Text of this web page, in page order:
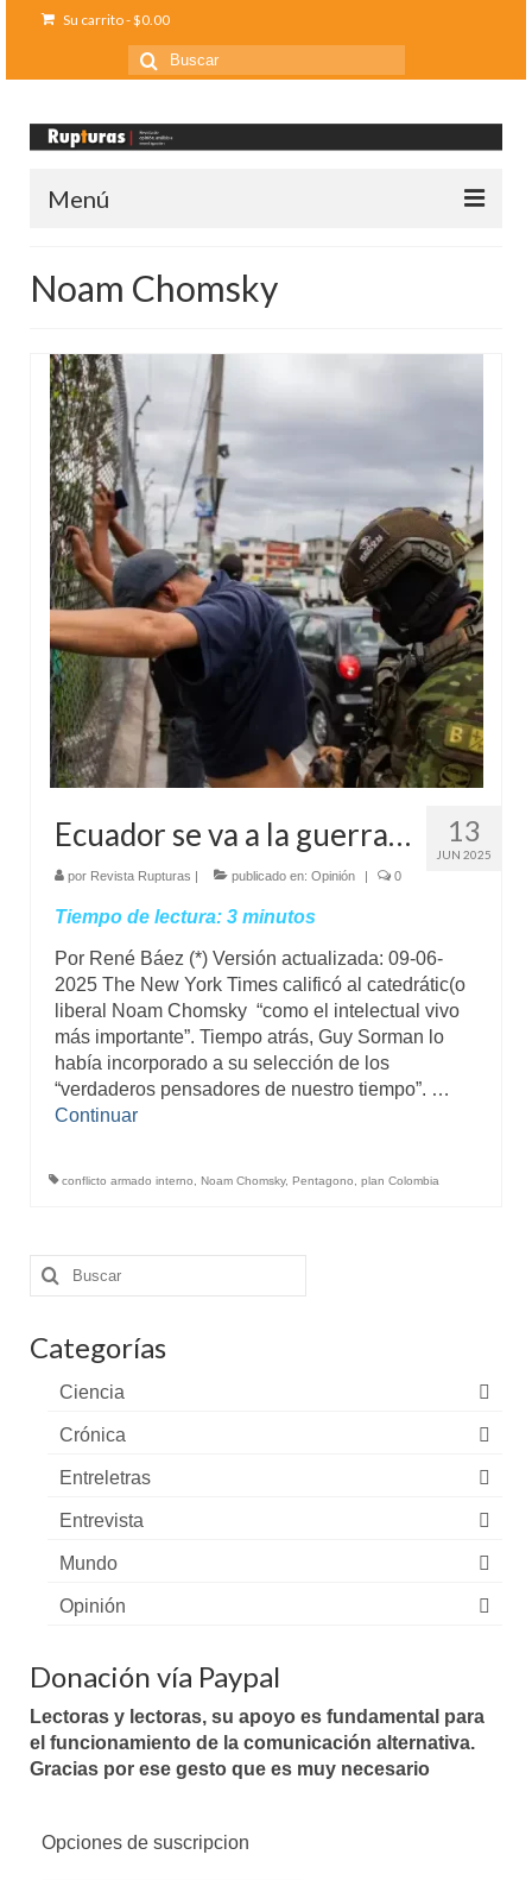
Su carrito-$0.00
Buscar
por:
Menú
Ediciones anteriores
Contáctanos
Opinión
Entreletras
Ciencia
Mundo
Aula Virtual
Noam Chomsky
13
JUN 2025
Ecuador se va a la guerra…
por Revista Rupturas | publicado en: Opinión | 0
Tiempo de lectura: 3 minutos
Por René Báez (*) Versión actualizada: 09-06-
2025 The New York Times calificó al catedrátic(o
liberal Noam Chomsky “como el intelectual vivo
más importante”. Tiempo atrás, Guy Sorman lo
había incorporado a su selección de los
“verdaderos pensadores de nuestro tiempo”. …
Continuar
conflicto armado interno Noam Chomsky, Pentagono plan Colombia
Buscar
por:
Categorías
Ciencia
Crónica
Entreletras
Entrevista
Mundo
Opinión
Donación vía Paypal
Lectoras y lectoras, su apoyo es fundamental para
el funcionamiento de la comunicación alternativa.
Gracias por ese gesto que es muy necesario
Opciones de suscripcion